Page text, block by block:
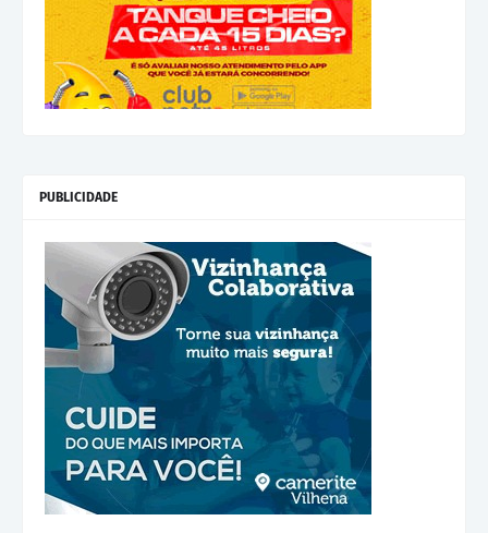
PUBLICIDADE